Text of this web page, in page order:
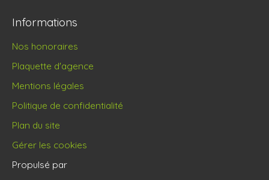
Informations
Nos honoraires
Plaquette d'agence
Mentions légales
Politique de confidentialité
Plan du site
Gérer les cookies
Propulsé par